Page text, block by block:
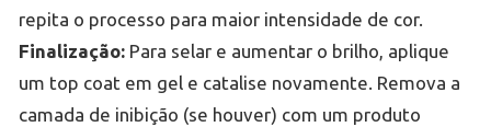
repita o processo para maior intensidade de cor.
Finalização: Para selar e aumentar o brilho, aplique
um top coat em gel e catalise novamente. Remova a
camada de inibição (se houver) com um produto